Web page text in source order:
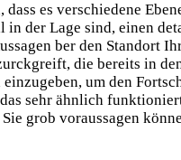
es verschiedene
in der Lage sind, einen
ber den Standort
die bereits in
um den
sehr ähnlich
grob voraussagen